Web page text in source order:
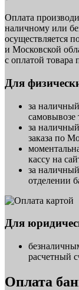
Оплата
наличному или
осуществляется
и Московской
с оплатой товара
Для
за
самовывозе
за
заказа по
кассу на
за
отделении
Для
расчетный
Оплата